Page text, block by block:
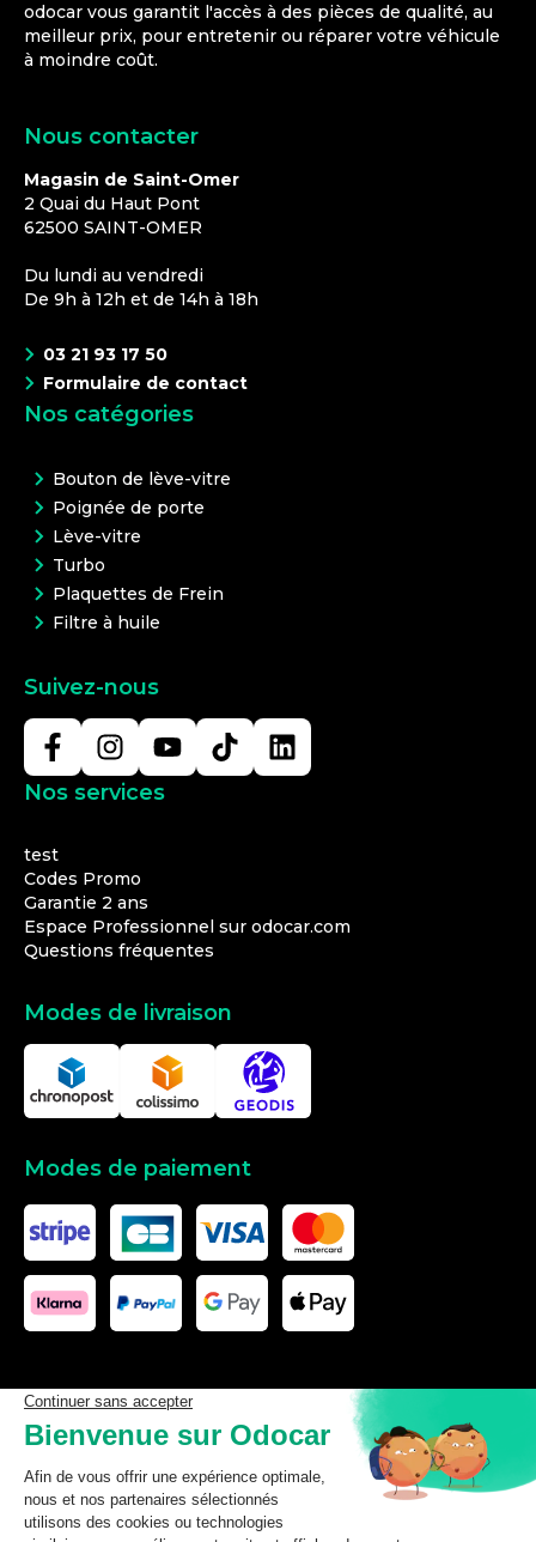
odocar vous garantit l'accès à des pièces de qualité, au
meilleur prix, pour entretenir ou réparer votre véhicule
à moindre coût.
Nous contacter
Magasin de Saint-Omer
2 Quai du Haut Pont
62500 SAINT-OMER
Du lundi au vendredi
De 9h à 12h et de 14h à 18h
03 21 93 17 50
Formulaire de contact
Nos catégories
Bouton de lève-vitre
Poignée de porte
Lève-vitre
Turbo
Plaquettes de Frein
Filtre à huile
Suivez-nous
Nos services
test
Codes Promo
Garantie 2 ans
Espace Professionnel sur odocar.com
Questions fréquentes
Modes de livraison
Modes de paiement
Les données affichées ici, particulièrement la base de donnée
complète, ne doivent pas être copiées. Il est interdit d’exploiter les
données ou la base de données complète, de laisser un tiers les
exploiter, ni de les rendre accessible à un tiers, sans accord
préalable de TecDoc. Toute infraction constitue une violation des
droits d’auteur et fera l’objet de poursuites.